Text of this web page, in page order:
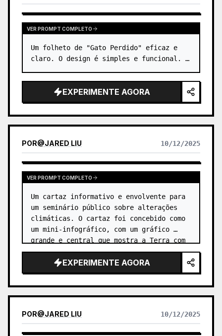
VER PROMPT COMPLETO
Um folheto de "Gato Perdido" eficaz e
claro. O design é simples e funcional. …
EXPERIMENTE AGORA
POR@JARED LIU 10/12/2025
VER PROMPT COMPLETO
Um cartaz informativo e envolvente para
um seminário público sobre alterações
climáticas. O cartaz foi concebido como
um mini-infográfico, com um gráfico
grande e central que mostra a Terra com
um termómetro, e ícones e pontos de
dados mais pequenos à sua volt…
EXPERIMENTE AGORA
POR@JARED LIU 10/12/2025